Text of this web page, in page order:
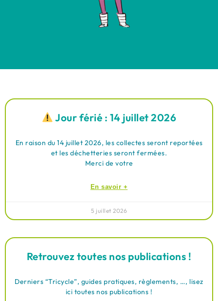
Jour férié : 14 juillet 2026
En raison du 14 juillet 2026, les collectes seront reportées
et les déchetteries seront fermées.
Merci de votre
En savoir +
5 juillet 2026
Retrouvez toutes nos publications !
Derniers “Tricycle”, guides pratiques, règlements, …, lisez
ici toutes nos publications !